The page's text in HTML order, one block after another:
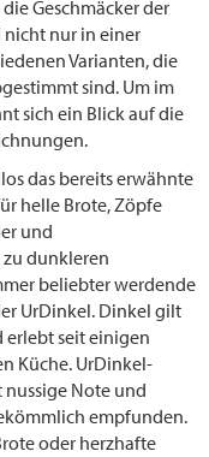
Geschmäcker der
nicht nur in einer
Varianten, die
sind. Um im
sich ein Blick auf die
das bereits erwähnte
helle Brote, Zöpfe
und
dunkleren
beliebter werdende
UrDinkel. Dinkel gilt
erlebt seit einigen
Küche. UrDinkel-
Note und
empfunden.
oder herzhafte